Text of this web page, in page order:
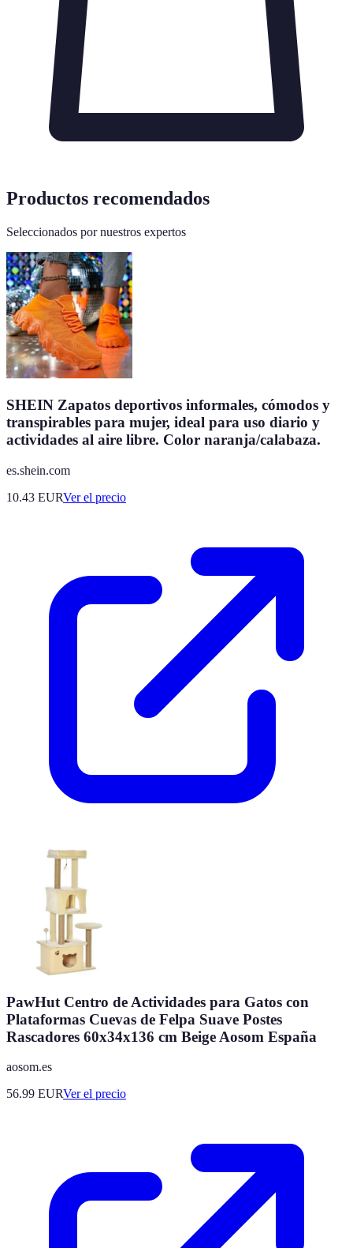
Productos recomendados
Seleccionados por nuestros expertos
SHEIN Zapatos deportivos informales, cómodos y
transpirables para mujer, ideal para uso diario y
actividades al aire libre. Color naranja/calabaza.
es.shein.com
10.43 EURVer el precio
PawHut Centro de Actividades para Gatos con
Plataformas Cuevas de Felpa Suave Postes
Rascadores 60x34x136 cm Beige Aosom España
aosom.es
56.99 EURVer el precio